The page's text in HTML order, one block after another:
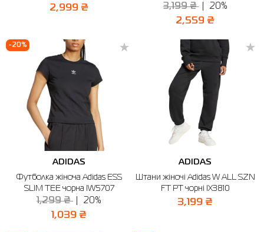
2,999 ₴ 3,199 ₴ 20%
2,559 ₴
-20%
ADIDAS
Футболка жіноча Adidas ESS
SLIM TEE чорна IW5707
1,299 ₴ 20%
1,039 ₴
ADIDAS
Штани жіночі Adidas W ALL SZN
FT PT чорні IX3810
3,199 ₴